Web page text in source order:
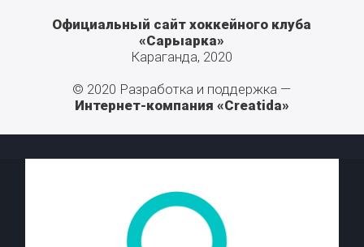
Официальный сайт хоккейного клуба
«Сарыарка»
Караганда, 2020
© 2020 Разработка и поддержка —
Интернет-компания «Creatida»